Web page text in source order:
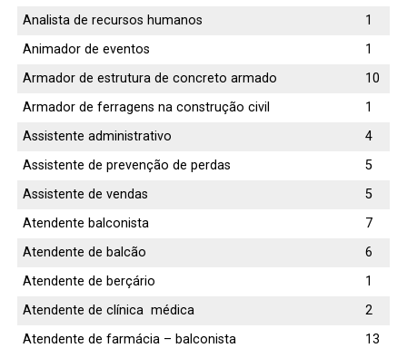
Analista de recursos humanos
1
Animador de eventos
1
Armador de estrutura de concreto armado
10
Armador de ferragens na construção civil
1
Assistente administrativo
4
Assistente de prevenção de perdas
5
Assistente de vendas
5
Atendente balconista
7
Atendente de balcão
6
Atendente de berçário
1
Atendente de clínica médica
2
Atendente de farmácia – balconista
13